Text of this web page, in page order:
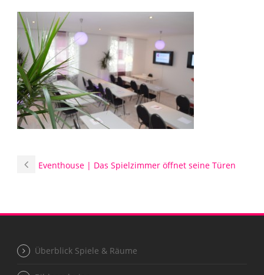
Eventhouse | Das Spielzimmer öffnet seine Türen
Überblick Spiele & Räume